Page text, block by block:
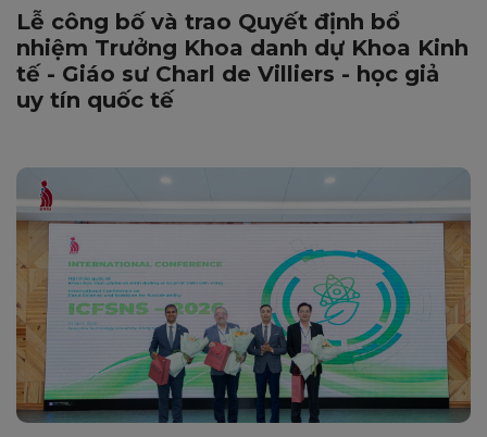
Lễ công bố và trao Quyết định bổ
nhiệm Trưởng Khoa danh dự Khoa Kinh
tế - Giáo sư Charl de Villiers - học giả
uy tín quốc tế